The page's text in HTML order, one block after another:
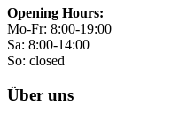
Opening Hours:
Mo-Fr: 8:00-19:00
Sa: 8:00-14:00
So: closed
Über uns